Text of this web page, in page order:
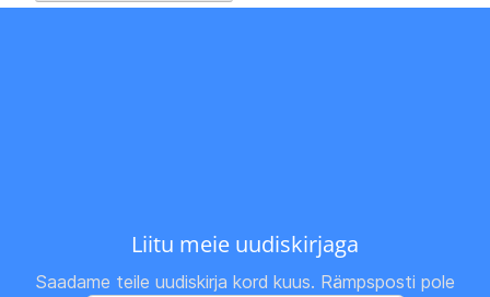
Liitu meie uudiskirjaga
Saadame teile uudiskirja kord kuus. Rämpsposti pole